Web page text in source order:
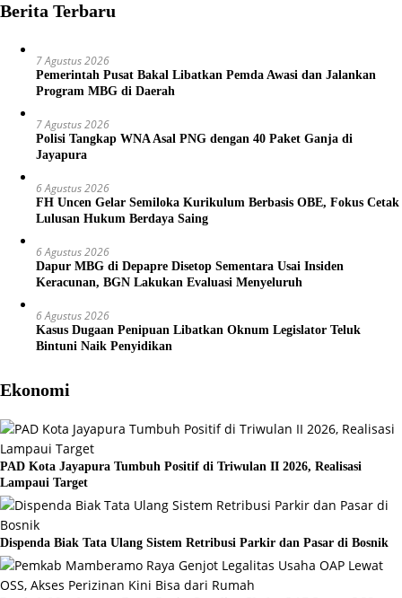
Berita Terbaru
7 Agustus 2026
Pemerintah Pusat Bakal Libatkan Pemda Awasi dan Jalankan
Program MBG di Daerah
7 Agustus 2026
Polisi Tangkap WNA Asal PNG dengan 40 Paket Ganja di
Jayapura
6 Agustus 2026
FH Uncen Gelar Semiloka Kurikulum Berbasis OBE, Fokus Cetak
Lulusan Hukum Berdaya Saing
6 Agustus 2026
Dapur MBG di Depapre Disetop Sementara Usai Insiden
Keracunan, BGN Lakukan Evaluasi Menyeluruh
6 Agustus 2026
Kasus Dugaan Penipuan Libatkan Oknum Legislator Teluk
Bintuni Naik Penyidikan
Ekonomi
PAD Kota Jayapura Tumbuh Positif di Triwulan II 2026, Realisasi
Lampaui Target
Dispenda Biak Tata Ulang Sistem Retribusi Parkir dan Pasar di Bosnik